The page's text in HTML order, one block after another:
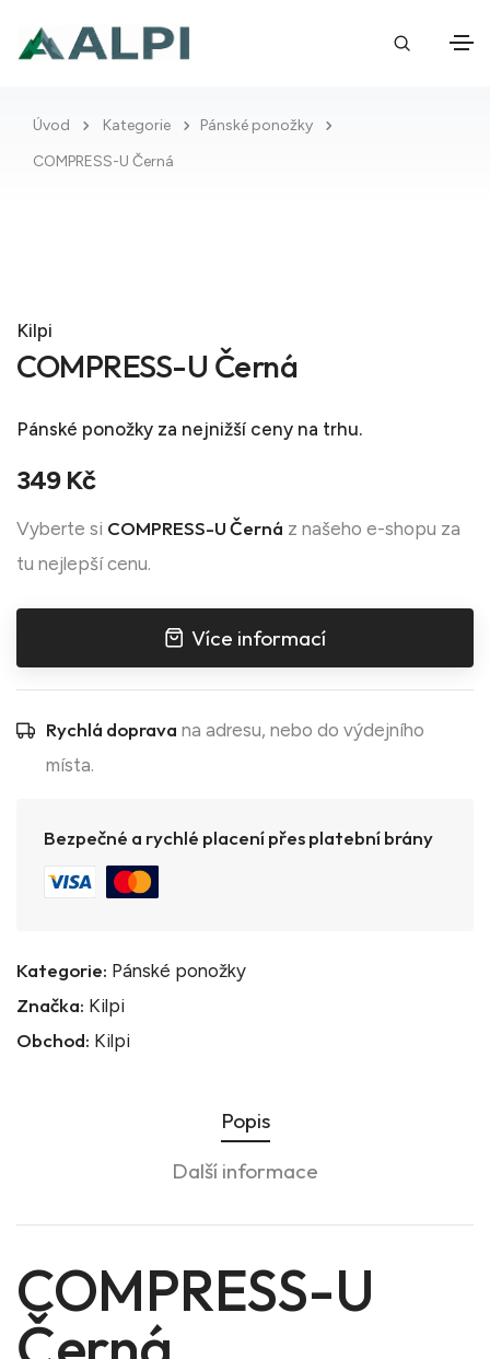
Úvod Kategorie
Pánské ponožky
COMPRESS-U Černá
Kilpi
COMPRESS-U Černá
Pánské ponožky za nejnižší ceny na trhu.
349 Kč
Vyberte si COMPRESS-U Černá z našeho e-shopu za
tu nejlepší cenu.
Více informací
Rychlá doprava na adresu, nebo do výdejního
místa.
Bezpečné a rychlé placení přes platební brány
Kategorie: Pánské ponožky
Značka: Kilpi
Obchod: Kilpi
Popis
Další informace
COMPRESS-U